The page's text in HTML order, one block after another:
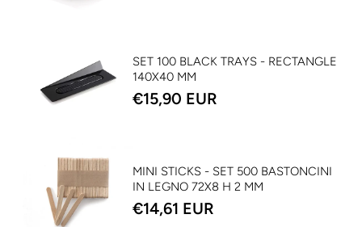
SET 100 BLACK TRAYS - RECTANGLE
140X40 MM
€15,90 EUR
MINI STICKS - SET 500 BASTONCINI
IN LEGNO 72X8 H 2 MM
€14,61 EUR